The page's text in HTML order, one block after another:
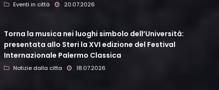
Eventi in città 20.07.2026
Torna la musica nei luoghi simbolo dell’Università:
presentata allo Steri la XVI edizione del Festival
Internazionale Palermo Classica
Notizie dalla citta 18.07.2026